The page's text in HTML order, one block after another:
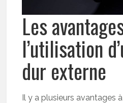
Les
l’utilisation
dur externe
Il y a plusieurs avantages